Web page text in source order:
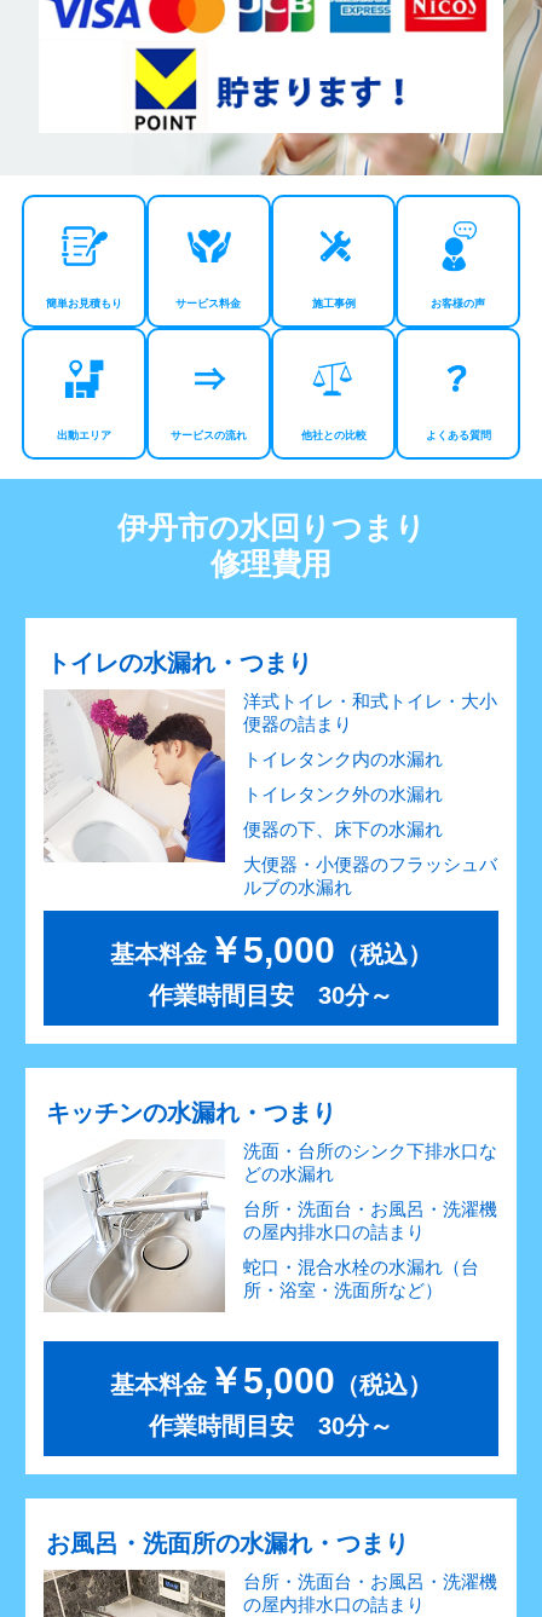
簡単お見積もり サービス料金 施工事例 お客様の声
出動エリア サービスの流れ 他社との比較 よくある質問
伊丹市の水回りつまり
修理費用
トイレの水漏れ・つまり
洋式トイレ・和式トイレ・大小
便器の詰まり
トイレタンク内の水漏れ
トイレタンク外の水漏れ
便器の下、床下の水漏れ
大便器・小便器のフラッシュバ
ルブの水漏れ
基本料金￥5,000 （税込）
作業時間目安 30分～
キッチンの水漏れ・つまり
洗面・台所のシンク下排水口な
どの水漏れ
台所・洗面台・お風呂・洗濯機
の屋内排水口の詰まり
蛇口・混合水栓の水漏れ（台
所・浴室・洗面所など）
基本料金￥5,000 （税込）
作業時間目安 30分～
お風呂・洗面所の水漏れ・つまり
台所・洗面台・お風呂・洗濯機
の屋内排水口の詰まり